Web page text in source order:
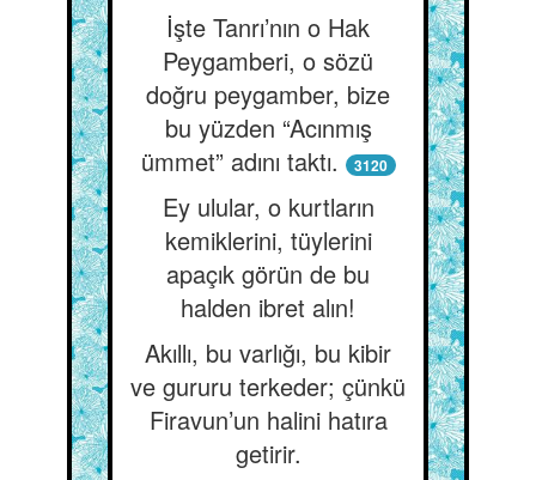
İşte Tanrı’nın o Hak
Peygamberi, o sözü
doğru peygamber, bize
bu yüzden “Acınmış
ümmet” adını taktı.
3120
Ey ulular, o kurtların
kemiklerini, tüylerini
apaçık görün de bu
halden ibret alın!
Akıllı, bu varlığı, bu kibir
ve gururu terkeder; çünkü
Firavun’un halini hatıra
getirir.